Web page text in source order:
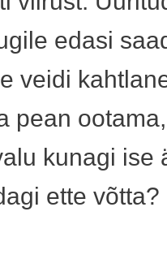
edasi
veidi
pean
kunagi ise
ette võtta?